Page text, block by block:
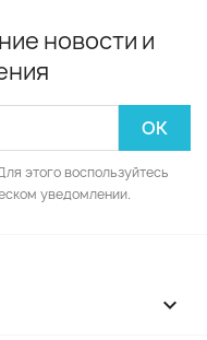
новости и
этого воспользуйтесь
уведомлении.
